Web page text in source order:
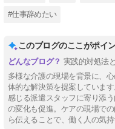
#仕事辞めたい
このブログのここがポイ
実践的対処法
多様な介護の現場を背景に、
体的な解決策を提案していま
感じる派遣スタッフに寄り添
の変化も促進。ケアの現場で
ら伝えることで、働く人の気持